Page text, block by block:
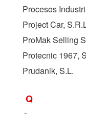
Procesos
Project Car,
ProMak Selling
Protecnic 1967,
Prudanik, S.L.
Q